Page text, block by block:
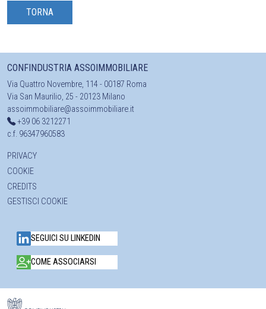
TORNA
CONFINDUSTRIA ASSOIMMOBILIARE
Via Quattro Novembre, 114 - 00187 Roma
Via San Maurilio, 25 - 20123 Milano
assoimmobiliare@assoimmobiliare.it
+39 06 3212271
c.f. 96347960583
PRIVACY
COOKIE
CREDITS
GESTISCI COOKIE
SEGUICI SU LINKEDIN
COME ASSOCIARSI